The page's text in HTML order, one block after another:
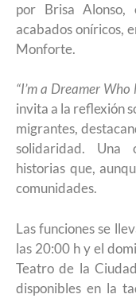
por Brisa Alonso,
acabados oníricos,
Monforte.
“I’m a Dreamer
invita a la reflexión
migrantes,
solidaridad. Una
historias que,
comunidades.
Las funciones se
las 20:00 h y el
Teatro de la
disponibles en la